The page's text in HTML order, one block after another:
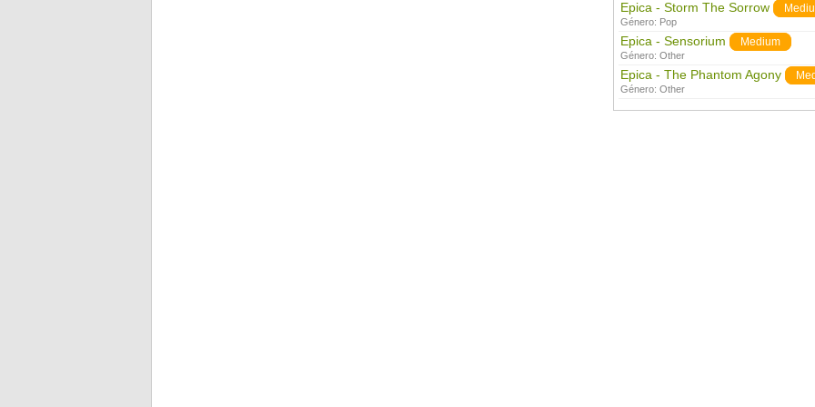
Epica - Storm The Sorrow
Género: Pop
Epica - Sensorium Medium
Género: Other
Epica - The Phantom Agony
Género: Other